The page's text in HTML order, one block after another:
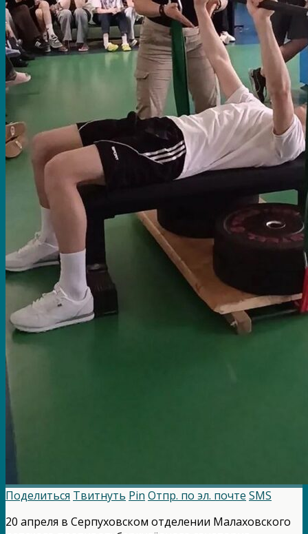
Поделиться Твитнуть Pin Отпр. по эл. почте SMS
20 апреля в Серпуховском отделении Малаховского